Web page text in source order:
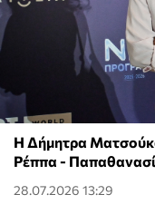
Η Δήμητρα
Ρέππα -
28.07.2026 13:29